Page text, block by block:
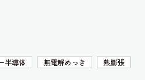
半導体 無電解めっき 熱膨張